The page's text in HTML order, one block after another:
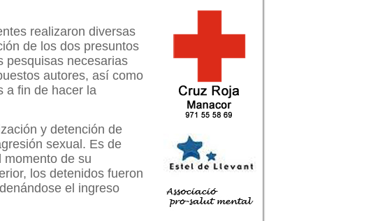
realizaron diversas
de los dos presuntos
pesquisas necesarias
autores, así como
a fin de hacer la
y detención de
sexual. Es de
momento de su
los detenidos fueron
el ingreso